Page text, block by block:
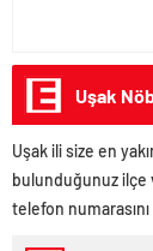
Uşak
Uşak ili size en
bulunduğunuz ilçe
telefon